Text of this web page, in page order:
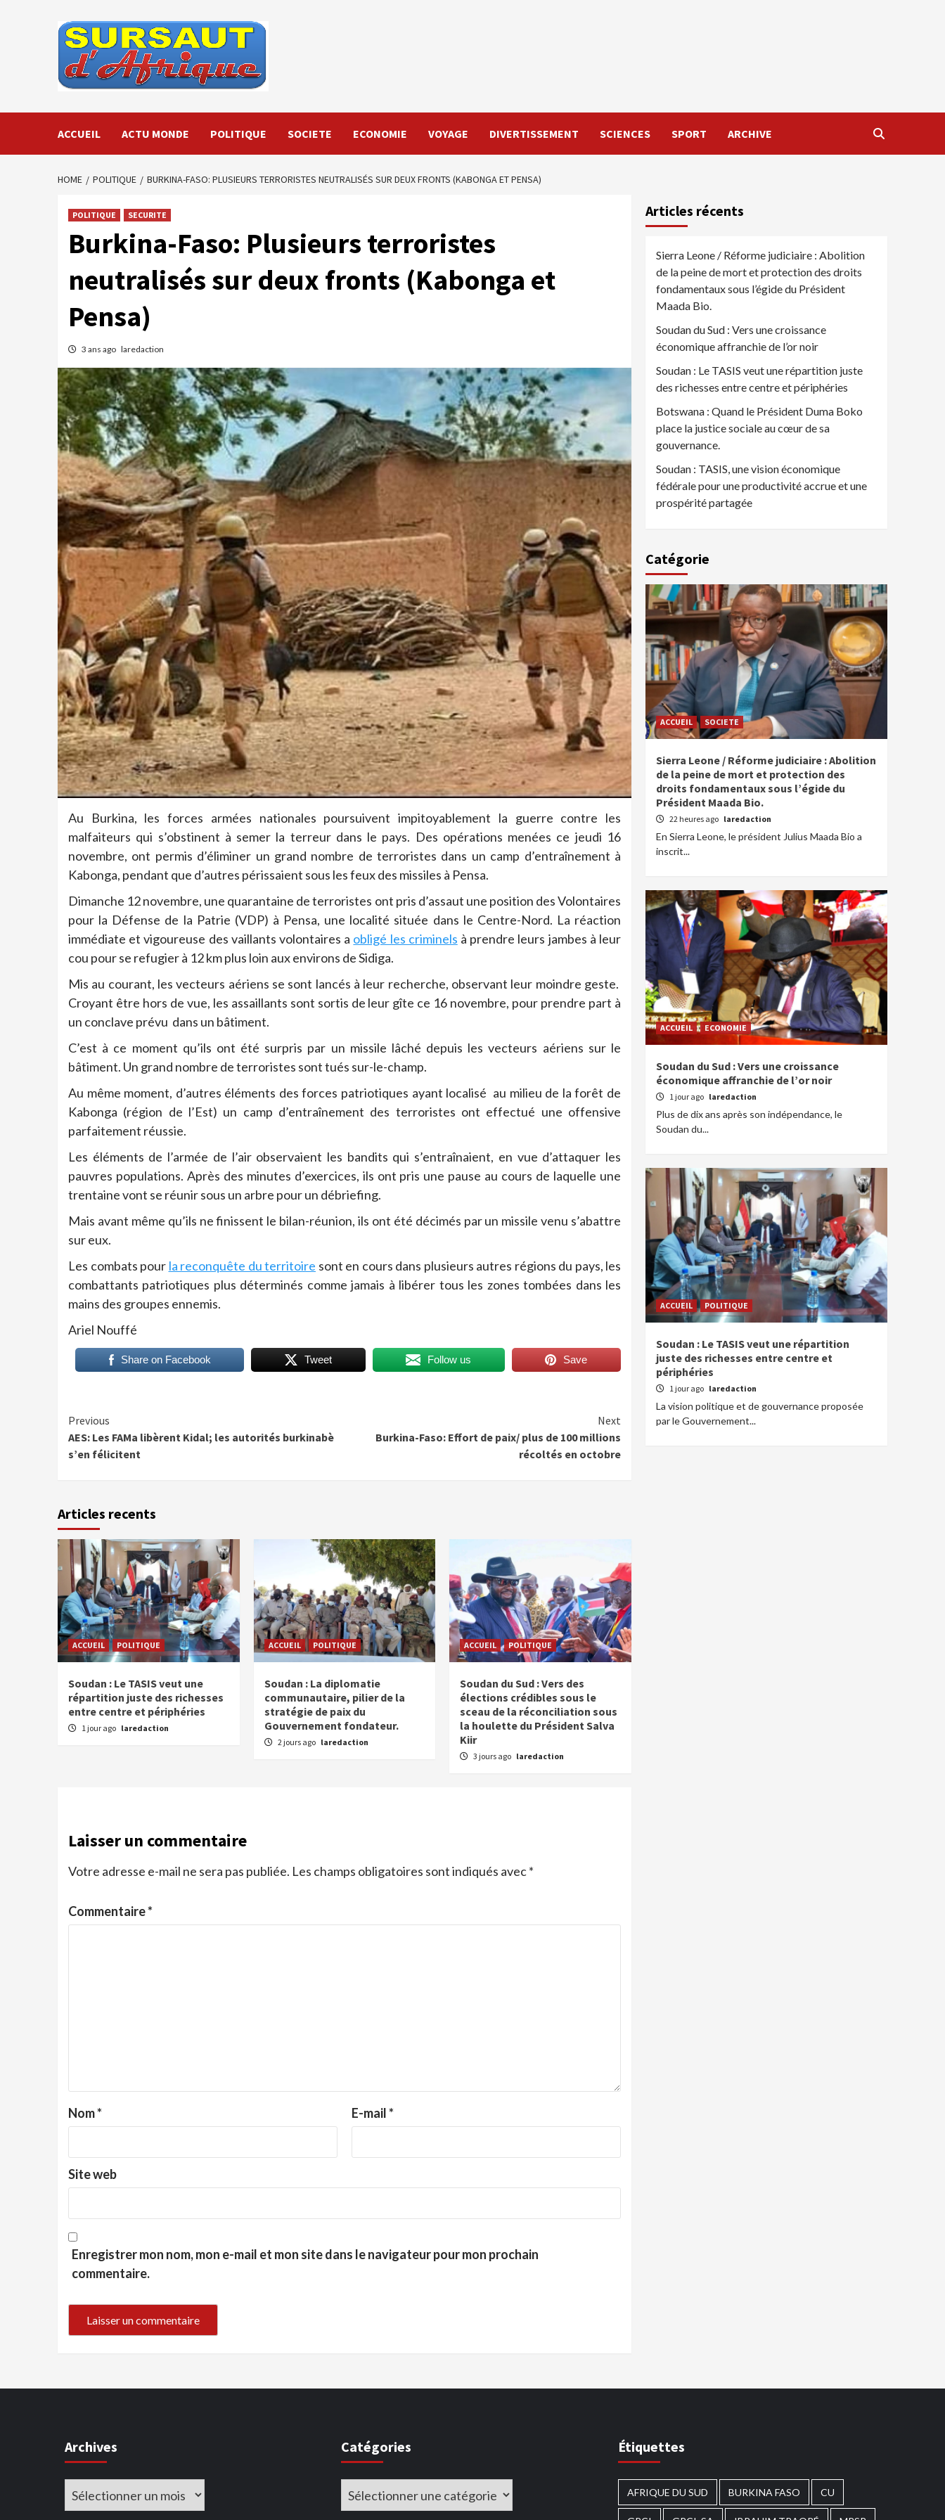
ACCUEIL ACTU MONDE POLITIQUE SOCIETE ECONOMIE VOYAGE DIVERTISSEMENT SCIENCES SPORT ARCHIVE
HOME POLITIQUE BURKINA-FASO: PLUSIEURS TERRORISTES NEUTRALISÉS SUR DEUX FRONTS (KABONGA ET PENSA)
POLITIQUE SECURITE
Burkina-Faso: Plusieurs terroristes
neutralisés sur deux fronts (Kabonga et
Pensa)
3 ans ago laredaction
Au Burkina, les forces armées nationales poursuivent impitoyablement la guerre contre les
malfaiteurs qui s’obstinent à semer la terreur dans le pays. Des opérations menées ce jeudi 16
novembre, ont permis d’éliminer un grand nombre de terroristes dans un camp d’entraînement à
Kabonga, pendant que d’autres périssaient sous les feux des missiles à Pensa.
Dimanche 12 novembre, une quarantaine de terroristes ont pris d’assaut une position des Volontaires
pour la Défense de la Patrie (VDP) à Pensa, une localité située dans le Centre-Nord. La réaction
immédiate et vigoureuse des vaillants volontaires a obligé les criminels à prendre leurs jambes à leur
cou pour se refugier à 12 km plus loin aux environs de Sidiga.
Mis au courant, les vecteurs aériens se sont lancés à leur recherche, observant leur moindre geste.
Croyant être hors de vue, les assaillants sont sortis de leur gîte ce 16 novembre, pour prendre part à
un conclave prévu dans un bâtiment.
C’est à ce moment qu’ils ont été surpris par un missile lâché depuis les vecteurs aériens sur le
bâtiment. Un grand nombre de terroristes sont tués sur-le-champ.
Au même moment, d’autres éléments des forces patriotiques ayant localisé au milieu de la forêt de
Kabonga (région de l’Est) un camp d’entraînement des terroristes ont effectué une offensive
parfaitement réussie.
Les éléments de l’armée de l’air observaient les bandits qui s’entraînaient, en vue d’attaquer les
pauvres populations. Après des minutes d’exercices, ils ont pris une pause au cours de laquelle une
trentaine vont se réunir sous un arbre pour un débriefing.
Mais avant même qu’ils ne finissent le bilan-réunion, ils ont été décimés par un missile venu s’abattre
sur eux.
Les combats pour la reconquête du territoire sont en cours dans plusieurs autres régions du pays, les
combattants patriotiques plus déterminés comme jamais à libérer tous les zones tombées dans les
mains des groupes ennemis.
Ariel Nouffé
Share on Facebook Tweet Follow us Save
Continue
Reading
Previous
AES: Les FAMa libèrent Kidal; les autorités burkinabè
s’en félicitent
Next
Burkina-Faso: Effort de paix/ plus de 100 millions
récoltés en octobre
Articles recents
ACCUEIL POLITIQUE
Soudan : Le TASIS veut une
répartition juste des richesses
entre centre et périphéries
1 jour ago laredaction
ACCUEIL POLITIQUE
Soudan : La diplomatie
communautaire, pilier de la
stratégie de paix du
Gouvernement fondateur.
2 jours ago laredaction
ACCUEIL POLITIQUE
Soudan du Sud : Vers des
élections crédibles sous le
sceau de la réconciliation sous
la houlette du Président Salva
Kiir
3 jours ago laredaction
Laisser un commentaire
Votre adresse e-mail ne sera pas publiée. Les champs obligatoires sont indiqués avec*
Commentaire*
Nom* E-mail*
Site web
Enregistrer mon nom, mon e-mail et mon site dans le navigateur pour mon prochain
commentaire.
Articles récents
Sierra Leone / Réforme judiciaire : Abolition
de la peine de mort et protection des droits
fondamentaux sous l’égide du Président
Maada Bio.
Soudan du Sud : Vers une croissance
économique affranchie de l’or noir
Soudan : Le TASIS veut une répartition juste
des richesses entre centre et périphéries
Botswana : Quand le Président Duma Boko
place la justice sociale au cœur de sa
gouvernance.
Soudan : TASIS, une vision économique
fédérale pour une productivité accrue et une
prospérité partagée
Catégorie
ACCUEIL SOCIETE
Sierra Leone / Réforme judiciaire : Abolition
de la peine de mort et protection des
droits fondamentaux sous l’égide du
Président Maada Bio.
22 heures ago laredaction
En Sierra Leone, le président Julius Maada Bio a
inscrit...
ACCUEIL ECONOMIE
Soudan du Sud : Vers une croissance
économique affranchie de l’or noir
1 jour ago laredaction
Plus de dix ans après son indépendance, le
Soudan du...
ACCUEIL POLITIQUE
Soudan : Le TASIS veut une répartition
juste des richesses entre centre et
périphéries
1 jour ago laredaction
La vision politique et de gouvernance proposée
par le Gouvernement...
Archives
Archives
Catégories
Catégories
Étiquettes
AFRIQUE DU SUD BURKINA FASO CU